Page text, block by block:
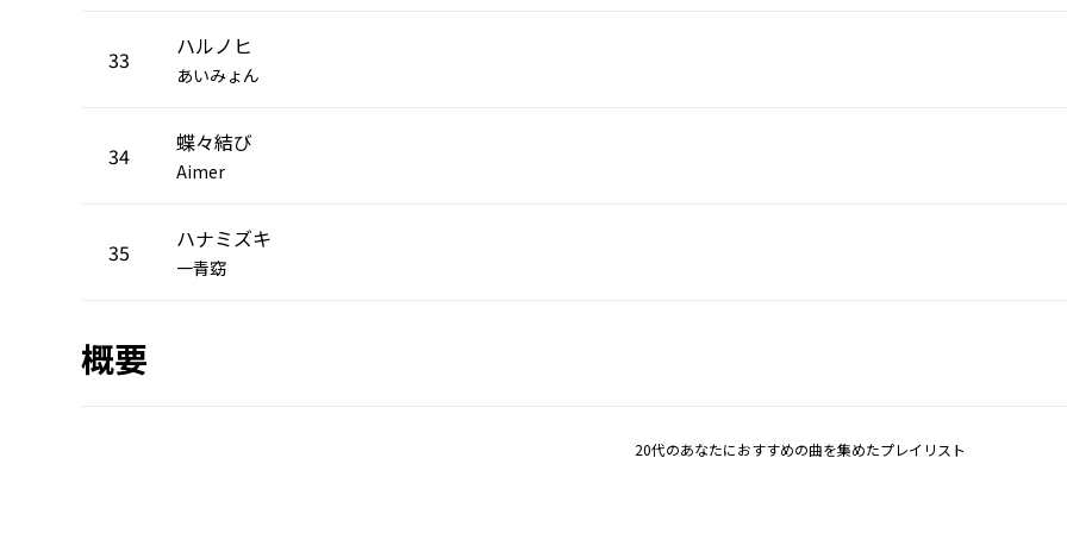
33 ハルノヒ
あいみょん
34 蝶々結び
Aimer
35 ハナミズキ
一青窈
概要
20代のあなたにおすすめの曲を集めたプレイリスト